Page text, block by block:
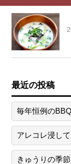
最近の投稿
毎年恒例の
アレコレ浸して
きゅうりの季